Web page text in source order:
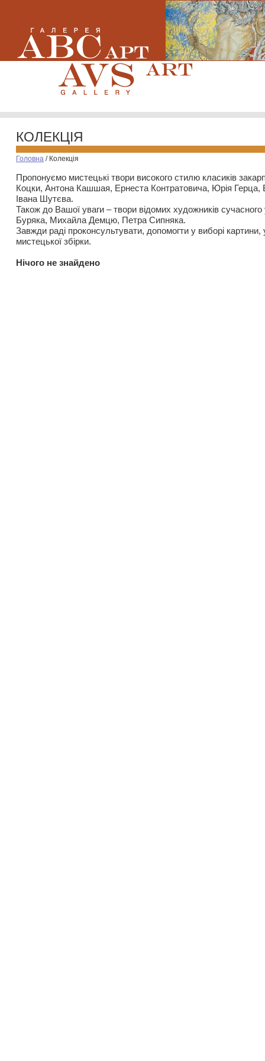
КОЛЕКЦІЯ
Головна / Колекція
Пропонуємо мистецькі твори високого стилю класиків
Коцки, Антона Кашшая, Ернеста Контратовича, Юрія
Івана Шутєва.
Також до Вашої уваги – твори відомих художників
Буряка, Михайла Демцю, Петра Сипняка.
Завжди раді проконсультувати, допомогти у виборі картини,
мистецької збірки.
Нiчого не знайдено